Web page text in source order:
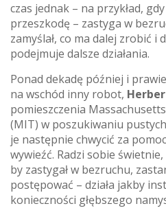
czas jednak – na przykład,
przeszkodę – zastyga w
zamyślał, co ma dalej zrobić i
podejmuje dalsze działania.
Ponad dekadę później i
na wschód inny robot,
pomieszczenia
(MIT) w poszukiwaniu
je następnie chwycić za
wywieźć. Radzi sobie
by zastygał w bezruchu,
postępować – działa jakby
konieczności głębszego